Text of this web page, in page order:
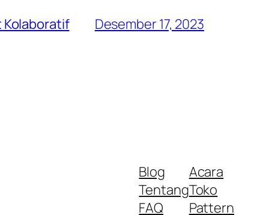
Kolaboratif Desember 17, 2023
Blog
Tentang
FAQ
Acara
Toko
Pattern